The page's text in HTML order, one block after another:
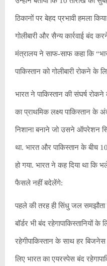
ठिकानों पर बेहद प्रभावी हमला
गोलीबारी और सैन्य कार्रवाई बंद
मंत्रालय ने साफ-साफ कहा कि
पाकिस्तान को गोलीबारी रोकने के
भारत ने पाकिस्तान की संघर्ष
का प्राथमिक लक्ष्य पाकिस्तान के
निशाना बनाने जो उसने ऑपरेशन
था. भारत और पाकिस्तान के बीच
हो गया. भारत ने कह दिया था कि
फैसले नहीं बदेलेंगे:
पहले की तरह ही सिंधु जल समझौता
बॉर्डर भी बंद रहेगापाकिस्तानियों के
रहेगीपाकिस्तान के साथ हर
लिए भारत का एयरस्पेस बंद